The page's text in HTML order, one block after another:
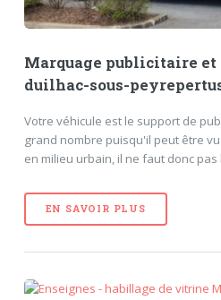
Marquage publicitaire
duilhac-sous-
Votre véhicule est le support de
grand nombre puisqu'il peut être
en milieu urbain, il ne faut donc pas
EN SAVOIR PLUS